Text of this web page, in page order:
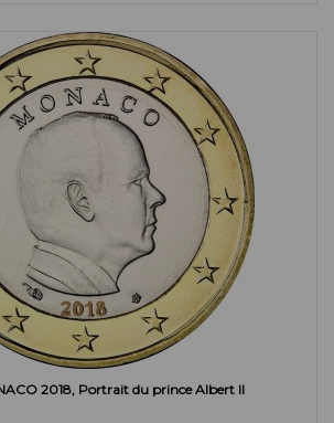
2018, Portrait du prince Albert II